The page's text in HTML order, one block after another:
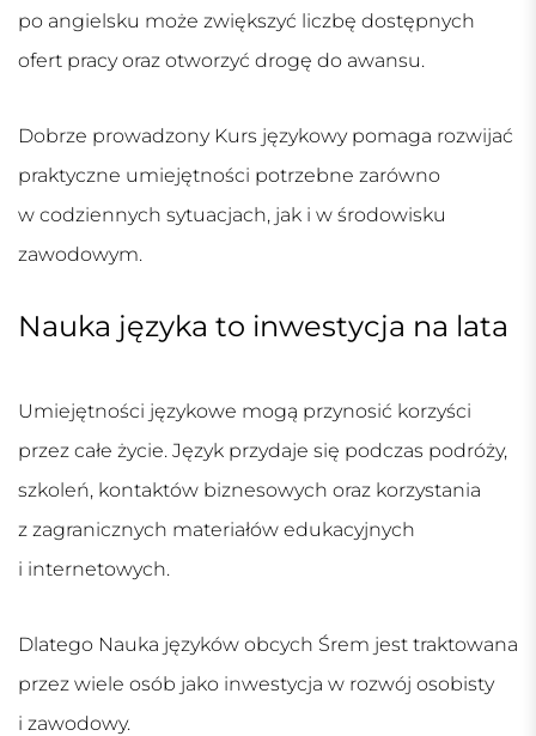
po angielsku może zwiększyć liczbę dostępnych
ofert pracy oraz otworzyć drogę do awansu.
Dobrze prowadzony Kurs językowypomaga rozwijać
praktyczne umiejętności potrzebne zarówno
w codziennych sytuacjach, jak i w środowisku
zawodowym.
Nauka języka to inwestycja na lata
Umiejętności językowe mogą przynosić korzyści
przez całe życie. Język przydaje się podczas podróży,
szkoleń, kontaktów biznesowych oraz korzystania
z zagranicznych materiałów edukacyjnych
i internetowych.
Dlatego Nauka języków obcych Śrem jest traktowana
przez wiele osób jako inwestycja w rozwój osobisty
i zawodowy.